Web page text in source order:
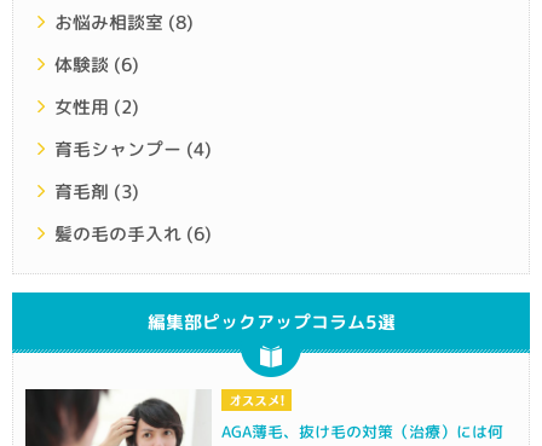
お悩み相談室 (8)
体験談 (6)
女性用 (2)
育毛シャンプー (4)
育毛剤 (3)
髪の毛の手入れ (6)
編集部ピックアップコラム5選
AGA薄毛、抜け毛の対策（治療）には何